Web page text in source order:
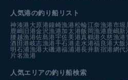
人気港の釣り船リスト
神湊港 大原港鐘崎漁港松輪江奈漁港市堀
鹿嶋旧港金沢漁港加太港飯岡漁港 鹿嶋新
腰越漁港佐島港宇佐美港真鶴港 久慈漁港
酒田港岐志漁港手石港 走水港福良港 大飯
明石浦漁港 大磯港福浦港長井新宿港網代
片名漁港
人気エリアの釣り船検索